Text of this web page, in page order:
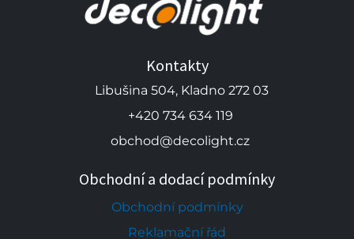
Kontakty
Libušina 504, Kladno 272 03
+420 734 634 119
obchod@decolight.cz
Obchodní a dodací podmínky
Obchodní podmínky
Reklamační řád